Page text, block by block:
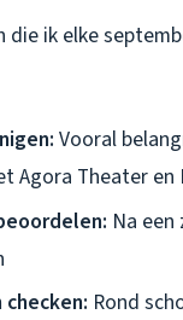
die ik elke
Vooral
Agora Theater en
Na
Rond